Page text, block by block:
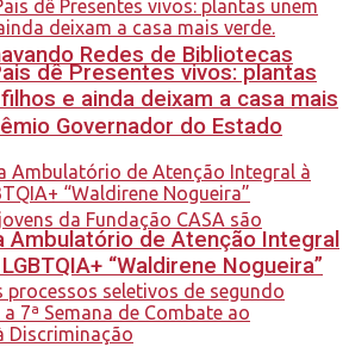
Redes de Bibliotecas
Governador do Estado
dê Presentes vivos: plantas
e ainda deixam a casa mais
Ambulatório de Atenção Integral
“Waldirene Nogueira”